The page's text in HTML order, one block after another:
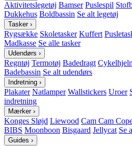
Aktivitetslegetøj Bamser Puslespil
Dukkehus Boldbassin Se alt legetøj
Tasker ›
Rygsække Skoletasker Kuffert
Madkasse Se alle tasker
Udendørs ›
Regntøj Termotøj Badedragt
Badebassin Se alt udendørs
Indretning ›
Plakater Natlamper Wallstickers Uroer
indretning
Mærker ›
Konges Sløjd Liewood Cam Cam
BIBS Moonboon Bisgaard Jellycat Se
Guides ›